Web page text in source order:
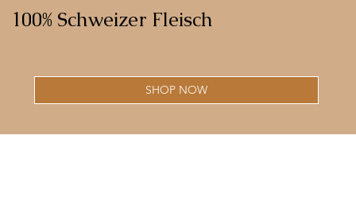
100% Schweizer Fleisch
SHOP NOW